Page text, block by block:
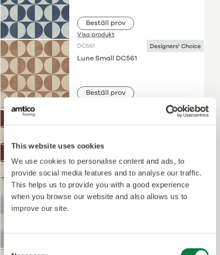
This website uses cookies
We use cookies to personalise content and ads, to
provide social media features and to analyse our traffic.
This helps us to provide you with a good experience
when you browse our website and also allows us to
improve our site.
Consent
Beställ prov
Visa produkt
DC561
Designers' Choice
Lune Small DC561
Beställ prov
Designers' Choice
Lune Small DC633
Beställ prov
Visa produkt
DC562
Designers' Choice
Lune Small DC562
Beställ prov